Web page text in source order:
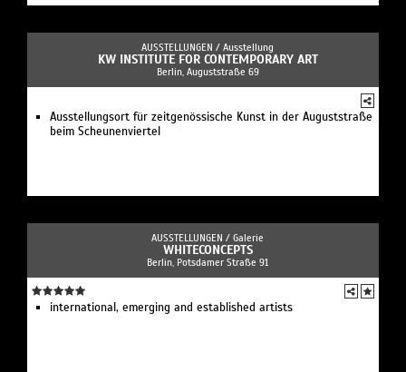
AUSSTELLUNGEN / Ausstellung
KW INSTITUTE FOR CONTEMPORARY ART
Berlin, Auguststraße 69
Ausstellungsort für zeitgenössische Kunst in der Auguststraße
beim Scheunenviertel
AUSSTELLUNGEN / Galerie
WHITECONCEPTS
Berlin, Potsdamer Straße 91
international, emerging and established artists